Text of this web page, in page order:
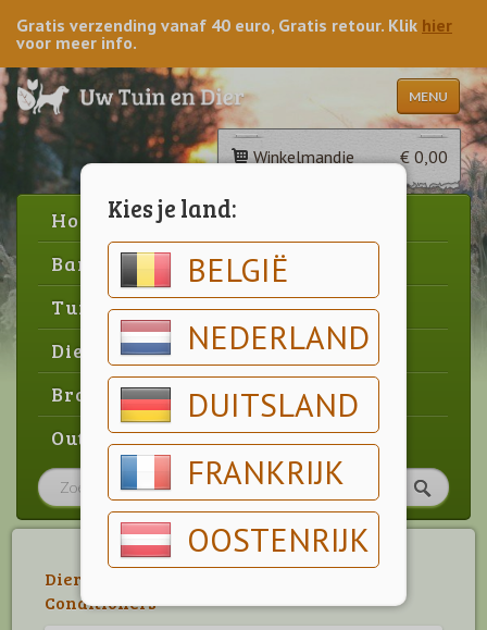
Kies je land:
BELGIË
NEDERLAND
DUITSLAND
FRANKRIJK
OOSTENRIJK
Gratis verzending vanaf 40 euro, Gratis retour. Klik hier
voor meer info.
MENU
Winkelmandje € 0,00
Home
Barbecue
Tuin
Dier
Brood & gebak
Outlet
Dier
Conditioners